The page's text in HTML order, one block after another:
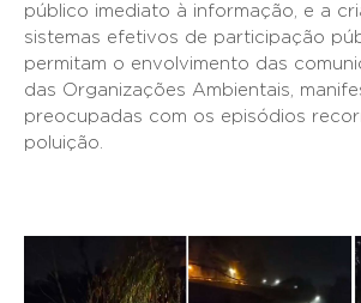
público imediato à informação, e a
sistemas efetivos de participação
permitam o envolvimento das
das Organizações Ambientais,
preocupadas com os episódios
poluição.